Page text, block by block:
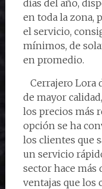
días del año,
en toda la zona,
el servicio,
mínimos, de
en promedio.
Cerrajero Lora
de mayor
los precios más
opción se ha
los clientes que
un servicio
sector hace más
ventajas que los